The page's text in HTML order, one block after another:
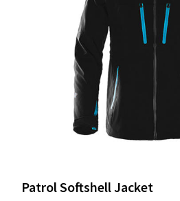
Patrol Softshell Jacket